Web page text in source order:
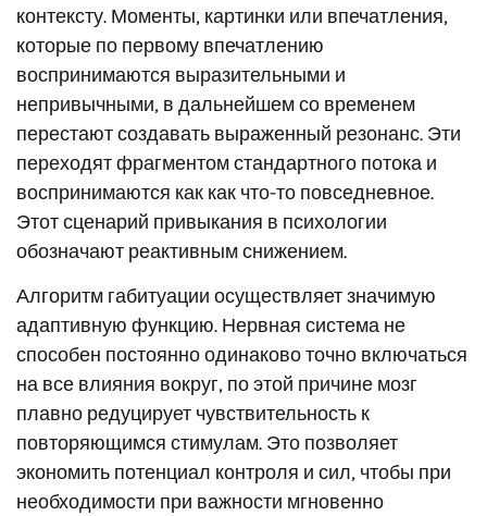
контексту. Моменты, картинки или впечатления,
которые по первому впечатлению
воспринимаются выразительными и
непривычными, в дальнейшем со временем
перестают создавать выраженный резонанс. Эти
переходят фрагментом стандартного потока и
воспринимаются как как что-то повседневное.
Этот сценарий привыкания в психологии
обозначают реактивным снижением.
Алгоритм габитуации осуществляет значимую
адаптивную функцию. Нервная система не
способен постоянно одинаково точно включаться
на все влияния вокруг, по этой причине мозг
плавно редуцирует чувствительность к
повторяющимся стимулам. Это позволяет
экономить потенциал контроля и сил, чтобы при
необходимости при важности мгновенно